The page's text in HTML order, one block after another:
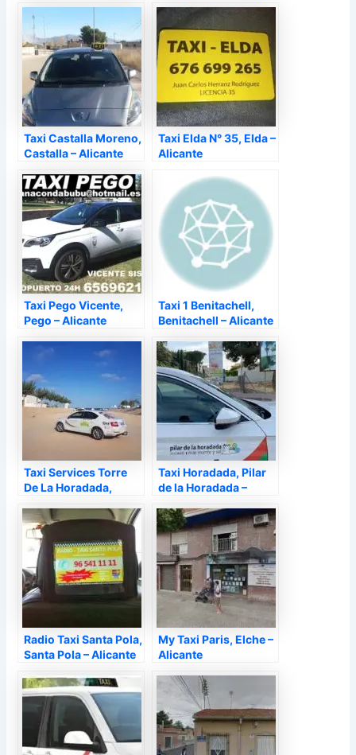
Taxi Castalla Moreno,
Castalla – Alicante
Taxi Elda N° 35, Elda –
Alicante
Taxi Pego Vicente,
Pego – Alicante
Taxi 1 Benitachell,
Benitachell – Alicante
Taxi Services Torre
De La Horadada,
– Alicante
Taxi Horadada, Pilar
de la Horadada –
Radio Taxi Santa Pola,
Santa Pola – Alicante
My Taxi Paris, Elche –
Alicante